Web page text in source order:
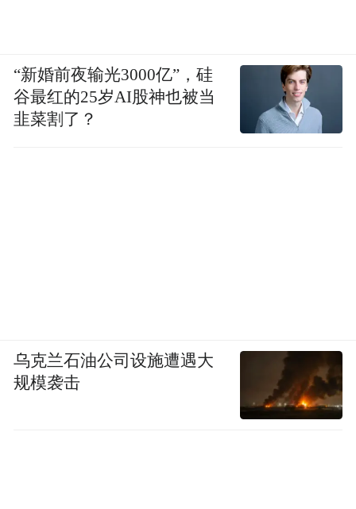
“新婚前夜输光3000亿”，硅
谷最红的25岁AI股神也被当
韭菜割了？
乌克兰石油公司设施遭遇大
规模袭击